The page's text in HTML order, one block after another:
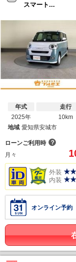
スマート...
年式
2025年
走行
10km
地域 愛知県安城市
ローンご利用時 ？
月々
外装
内装
オンライン予約